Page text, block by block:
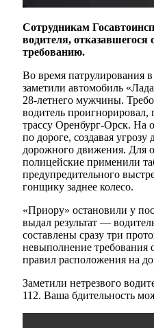
Сотрудникам
водителя, отказавшегося
требованию.
Во время патрулирования
заметили автомобиль
28-летнего мужчины.
водитель проигнорировал,
трассу Оренбург-Орск. На
по дороге, создавая угрозу
дорожного движения. Для
полицейские применили
предупредительного
гонщику заднее колесо.
«Приору» остановили у
выдал результат —
составлены сразу три
невыполнение требования
правил расположения на
Заметили нетрезвого
112. Ваша бдительность